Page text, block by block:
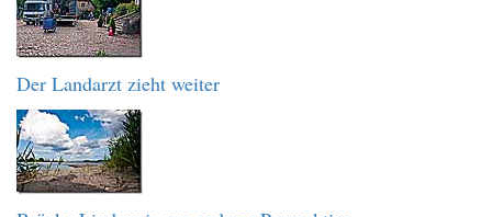
Der Landarzt zieht weiter